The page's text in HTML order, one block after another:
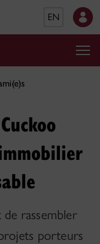
EN
rassembler
porteurs